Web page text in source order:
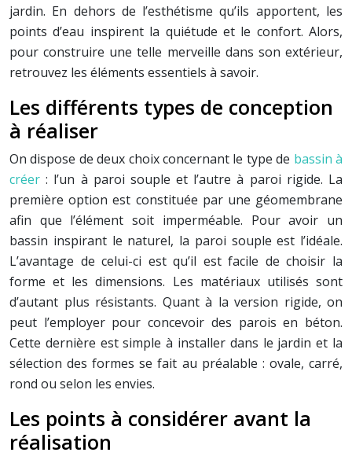
jardin. En dehors de l’esthétisme qu’ils apportent, les
points d’eau inspirent la quiétude et le confort. Alors,
pour construire une telle merveille dans son extérieur,
retrouvez les éléments essentiels à savoir.
Les différents types de conception
à réaliser
On dispose de deux choix concernant le type de bassin à
créer : l’un à paroi souple et l’autre à paroi rigide. La
première option est constituée par une géomembrane
afin que l’élément soit imperméable. Pour avoir un
bassin inspirant le naturel, la paroi souple est l’idéale.
L’avantage de celui-ci est qu’il est facile de choisir la
forme et les dimensions. Les matériaux utilisés sont
d’autant plus résistants. Quant à la version rigide, on
peut l’employer pour concevoir des parois en béton.
Cette dernière est simple à installer dans le jardin et la
sélection des formes se fait au préalable : ovale, carré,
rond ou selon les envies.
Les points à considérer avant la
réalisation